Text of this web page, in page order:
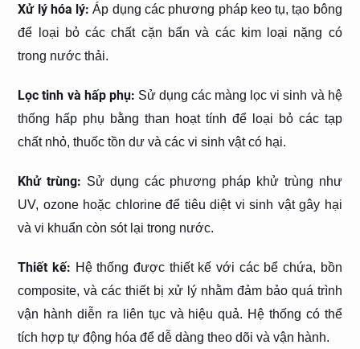
Xử lý hóa lý: Áp dụng các phương pháp keo tụ, tạo bông
để loại bỏ các chất cặn bẩn và các kim loại nặng có
trong nước thải.
Lọc tinh và hấp phụ: Sử dụng các màng lọc vi sinh và hệ
thống hấp phụ bằng than hoạt tính để loại bỏ các tạp
chất nhỏ, thuốc tồn dư và các vi sinh vật có hại.
Khử trùng: Sử dụng các phương pháp khử trùng như
UV, ozone hoặc chlorine để tiêu diệt vi sinh vật gây hại
và vi khuẩn còn sót lại trong nước.
Thiết kế: Hệ thống được thiết kế với các bể chứa, bồn
composite, và các thiết bị xử lý nhằm đảm bảo quá trình
vận hành diễn ra liên tục và hiệu quả. Hệ thống có thể
tích hợp tự động hóa để dễ dàng theo dõi và vận hành.